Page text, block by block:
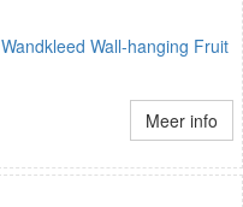
Wandkleed Wall-hanging Fruit
Meer info